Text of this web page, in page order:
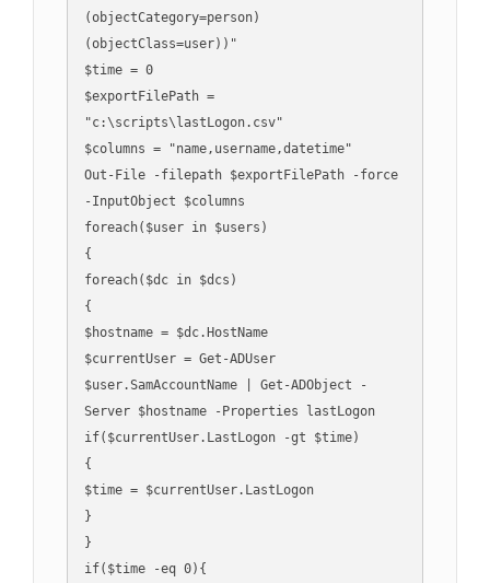
(objectCategory=person)
(objectClass=user))"
$time = 0
$exportFilePath =
"c:\scripts\lastLogon.csv"
$columns = "name,username,datetime"
Out-File -filepath $exportFilePath -force
-InputObject $columns
foreach($user in $users)
{
foreach($dc in $dcs)
{
$hostname = $dc.HostName
$currentUser = Get-ADUser
$user.SamAccountName | Get-ADObject -
Server $hostname -Properties lastLogon
if($currentUser.LastLogon -gt $time)
{
$time = $currentUser.LastLogon
}
}
if($time -eq 0){